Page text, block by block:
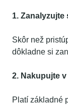
1.
Skôr než
dôkladne si
2. Nakupujte
Platí základné